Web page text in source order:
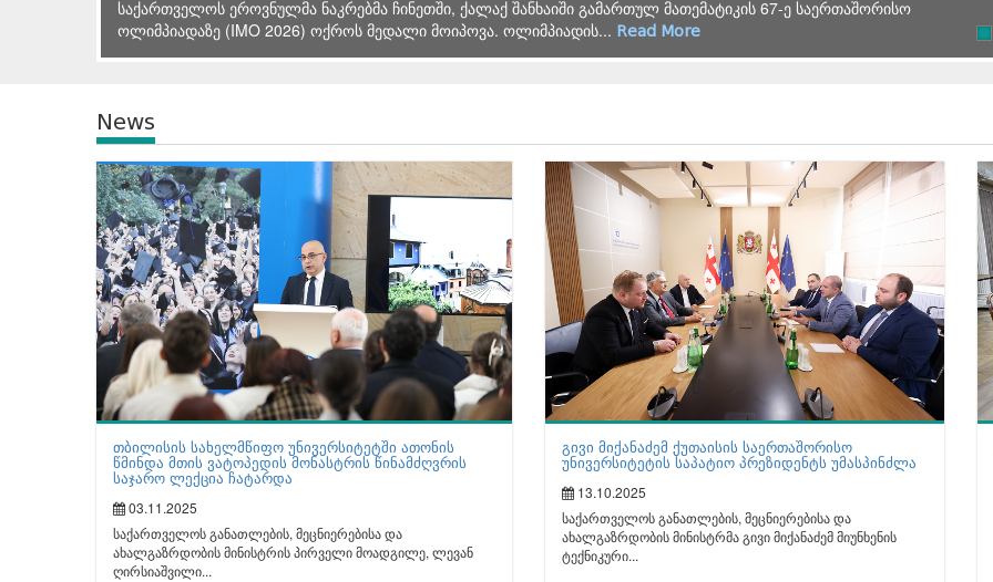
2026 წლის გამოცდების ორგანიზებასთან დაკავშირებული საკითხების განხილვის მიზნით საორგანიზაციო
ჯგუფის სხდომა გაიმართა, რომელსაც საქართველოს...Read More
News
თბილისის სახელმწიფო უნივერსიტეტში ათონის
წმინდა მთის ვატოპედის მონასტრის წინამძღვრის
საჯარო ლექცია ჩატარდა
03.11.2025
საქართველოს განათლების, მეცნიერებისა და
ახალგაზრდობის მინისტრის პირველი მოადგილე, ლევან
ღირსიაშვილი...
გივი მიქანაძემ ქუთაისის საერთაშორისო
უნივერსიტეტის საპატიო პრეზიდენტს უმასპინძლა
13.10.2025
საქართველოს განათლების, მეცნიერებისა და
ახალგაზრდობის მინისტრმა გივი მიქანაძემ მიუნხენის
ტექნიკური...